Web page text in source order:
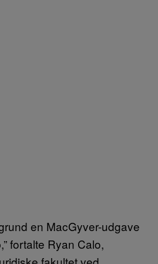
en MacGyver-udgave
fortalte Ryan Calo,